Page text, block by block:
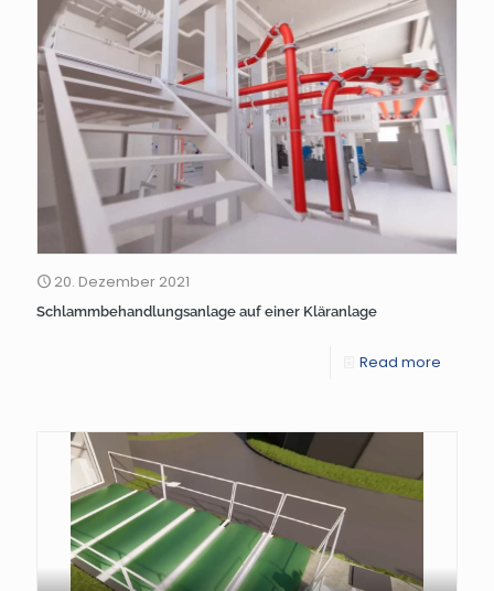
20. Dezember 2021
Schlammbehandlungsanlage auf einer Kläranlage
Read more